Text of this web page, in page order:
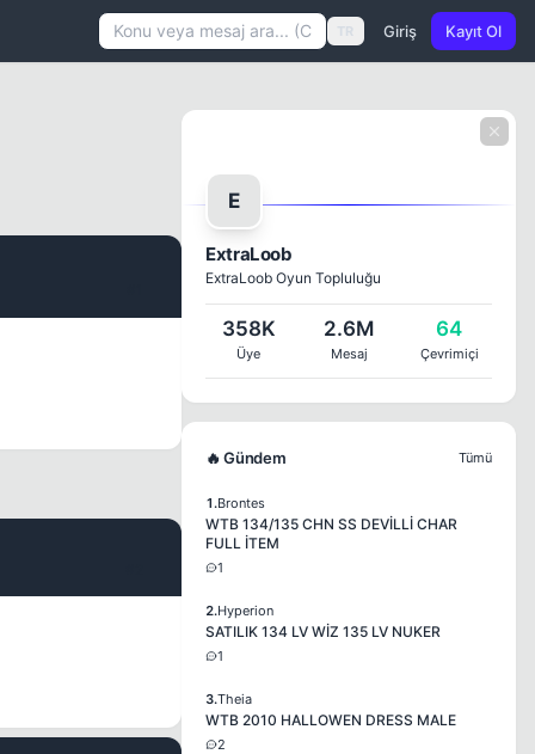
TR Giriş Kayıt Ol
E
ExtraLoob
ExtraLoob Oyun Topluluğu
358K
Üye
2.6M
Mesaj
64
Çevrimiçi
🔥 Gündem Tümü
1.Brontes
WTB 134/135 CHN SS DEVİLLİ CHAR
FULL İTEM
1
2.Hyperion
SATILIK 134 LV WİZ 135 LV NUKER
1
3.Theia
WTB 2010 HALLOWEN DRESS MALE
2